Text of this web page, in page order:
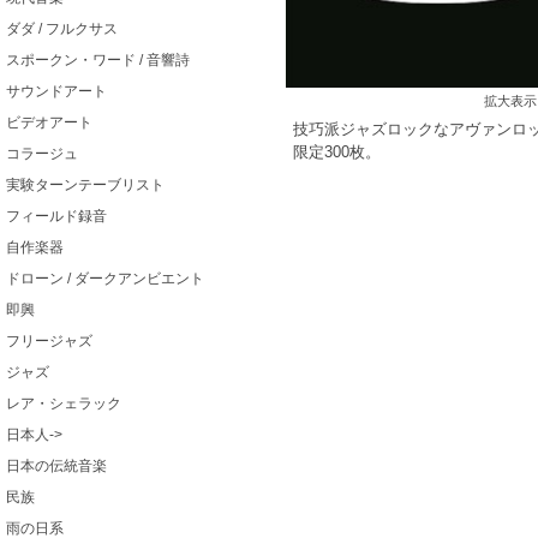
ダダ / フルクサス
スポークン・ワード / 音響詩
サウンドアート
ビデオアート
コラージュ
実験ターンテーブリスト
フィールド録音
自作楽器
ドローン / ダークアンビエント
即興
フリージャズ
ジャズ
レア・シェラック
日本人->
日本の伝統音楽
民族
雨の日系
拡大表示
技巧派ジャズロックなアヴァンロ
限定300枚。